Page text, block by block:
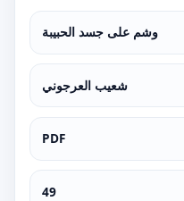
وشم على جسد الحبيبة
شعيب العرجوني
PDF
49